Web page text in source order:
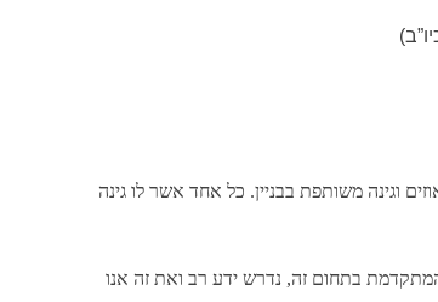
וגינה משותפת בבניין. כל אחד אשר לו גינה
בתחום זה, נדרש ידע רב ואת זה אנו